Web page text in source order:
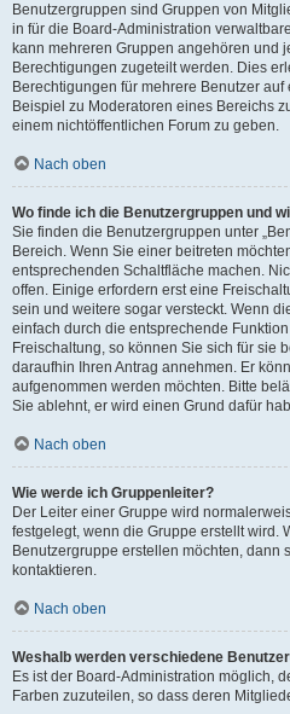
Benutzergruppen sind Gruppen von
in für die Board-Administration
kann mehreren Gruppen angehören und
Berechtigungen zugeteilt werden. Dies
Berechtigungen für mehrere Benutzer
Beispiel zu Moderatoren eines Bereichs
einem nichtöffentlichen Forum zu geben.
Nach oben
Wo finde ich die Benutzergruppen und
Sie finden die Benutzergruppen unter
Bereich. Wenn Sie einer beitreten
entsprechenden Schaltfläche machen.
offen. Einige erfordern erst eine
sein und weitere sogar versteckt. Wenn
einfach durch die entsprechende
Freischaltung, so können Sie sich für sie
daraufhin Ihren Antrag annehmen. Er
aufgenommen werden möchten. Bitte
Sie ablehnt, er wird einen Grund dafür
Nach oben
Wie werde ich Gruppenleiter?
Der Leiter einer Gruppe wird
festgelegt, wenn die Gruppe erstellt wird.
Benutzergruppe erstellen möchten, dann
kontaktieren.
Nach oben
Weshalb werden verschiedene
Es ist der Board-Administration möglich,
Farben zuzuteilen, so dass deren